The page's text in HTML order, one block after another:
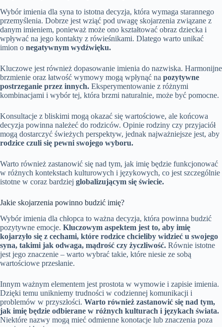
Wybór imienia dla syna to istotna decyzja, która wymaga starannego
przemyślenia. Dobrze jest wziąć pod uwagę skojarzenia związane z
danym imieniem, ponieważ może ono kształtować obraz dziecka i
wpływać na jego kontakty z rówieśnikami. Dlatego warto unikać
imion o negatywnym wydźwięku.
Kluczowe jest również dopasowanie imienia do nazwiska. Harmonijne
brzmienie oraz łatwość wymowy mogą wpłynąć na pozytywne
postrzeganie przez innych. Eksperymentowanie z różnymi
kombinacjami i wybór tej, która brzmi naturalnie, może być pomocne.
Konsultacje z bliskimi mogą okazać się wartościowe, ale końcowa
decyzja powinna należeć do rodziców. Opinie rodziny czy przyjaciół
mogą dostarczyć świeżych perspektyw, jednak najważniejsze jest, aby
rodzice czuli się pewni swojego wyboru.
Warto również zastanowić się nad tym, jak imię będzie funkcjonować
w różnych kontekstach kulturowych i językowych, co jest szczególnie
istotne w coraz bardziej globalizującym się świecie.
Jakie skojarzenia powinno budzić imię?
Wybór imienia dla chłopca to ważna decyzja, która powinna budzić
pozytywne emocje. Kluczowym aspektem jest to, aby imię
kojarzyło się z cechami, które rodzice chcieliby widzieć u swojego
syna, takimi jak odwaga, mądrość czy życzliwość. Równie istotne
jest jego znaczenie – warto wybrać takie, które niesie ze sobą
wartościowe przesłanie.
Innym ważnym elementem jest prostota w wymowie i zapisie imienia.
Dzięki temu unikniemy trudności w codziennej komunikacji i
problemów w przyszłości. Warto również zastanowić się nad tym,
jak imię będzie odbierane w różnych kulturach i językach świata.
Niektóre nazwy mogą mieć odmienne konotacje lub znaczenia poza